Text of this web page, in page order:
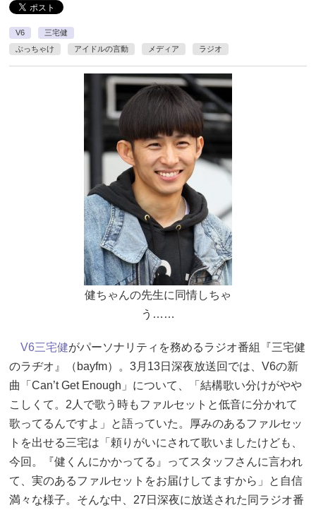
V6
三宅健
ぶっちゃけ
アイドルの言動 メディア ラジオ
健ちゃんの先生に同情しちゃ
う……
V6三宅健がパーソナリティを務めるラジオ番組『三宅健
のラヂオ』（bayfm）。3月13日深夜放送回では、V6の新
曲「Can’t Get Enough」について、「結構歌い分けがやや
こしくて。2人で歌う時もファルセットと低音に分かれて
歌ってるんですよ」と語っていた。厚みのあるファルセッ
トを出せる三宅は「頼りがいにされて歌いましたけども、
今回。『健くんにかかってる』ってスタッフさんに言われ
て、実のあるファルセットをお届けしてますから」と自信
満々な様子。そんな中、27日深夜に放送された同ラジオ番